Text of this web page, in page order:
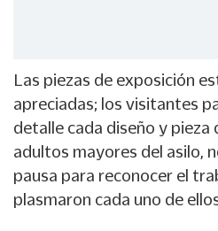
Las piezas de exposición
apreciadas; los visitantes
detalle cada diseño y pieza
adultos mayores del asilo,
pausa para reconocer el
plasmaron cada uno de